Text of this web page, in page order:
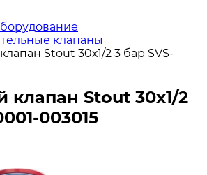
клапаны
Stout 30х1/2 3 бар SVS-
Stout 30х1/2
003015